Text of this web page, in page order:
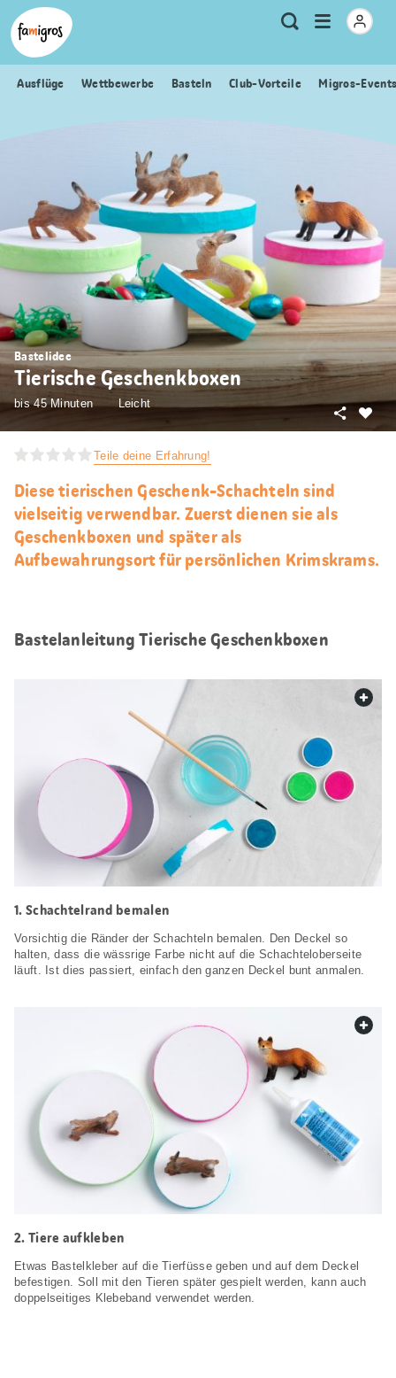
Sprungmarken
Navigation
Header
Logo
Meta
Navigation
Suche
Menu
öffnen
Ausflüge Wettbewerbe Basteln Club-Vorteile Migros-
Teile deine Erfahrung!
Bastelidee
Tierische Geschenkboxen
bis 45 Minuten
Leicht
Teilen
Diese tierischen Geschenk-Schachteln sind
vielseitig verwendbar. Zuerst dienen sie als
Geschenkboxen und später als
Aufbewahrungsort für persönlichen Krimskrams.
Bastelanleitung Tierische Geschenkboxen
Schachtelrand bemalen
Vorsichtig die Ränder der Schachteln bemalen. Den Deckel so
halten, dass die wässrige Farbe nicht auf die Schachteloberseite
läuft. Ist dies passiert, einfach den ganzen Deckel bunt anmalen.
Tiere aufkleben
Etwas Bastelkleber auf die Tierfüsse geben und auf dem Deckel
befestigen. Soll mit den Tieren später gespielt werden, kann auch
doppelseitiges Klebeband verwendet werden.